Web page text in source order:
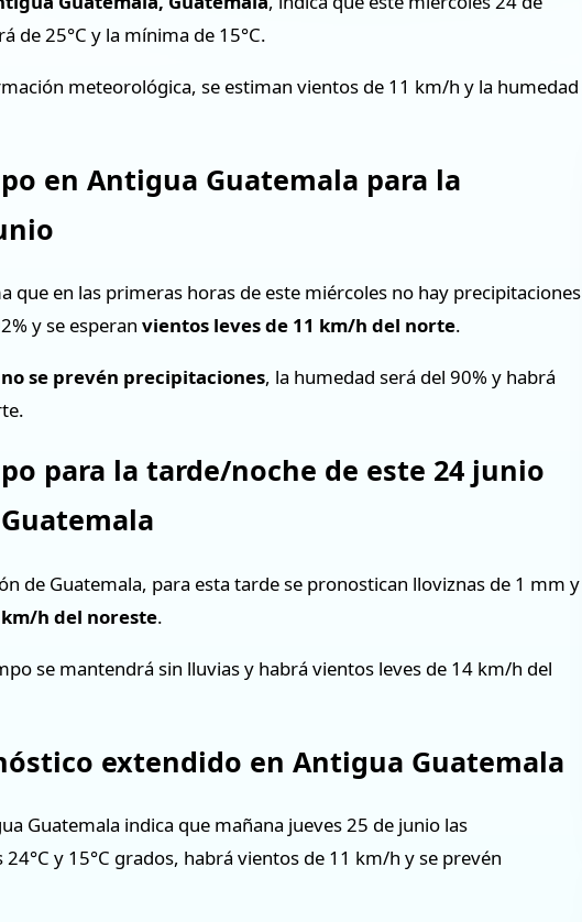
de 25°C y la mínima de 15°C.
meteorológica, se estiman vientos de 11 km/h y la humedad
en Antigua Guatemala para la
que en las primeras horas de este miércoles no hay precipitaciones
y se esperanvientos leves de 11 km/h del norte.
no se prevén precipitaciones, la humedad será del 90% y habrá
para la tarde/noche de este 24 junio
de Guatemala, para esta tarde se pronostican lloviznas de 1 mm y
h del noreste.
se mantendrá sin lluvias y habrá vientos leves de 14 km/h del
extendido en Antigua Guatemala
Guatemala indica que mañana jueves 25 de junio las
y 15°C grados, habrá vientos de 11 km/h y se prevén